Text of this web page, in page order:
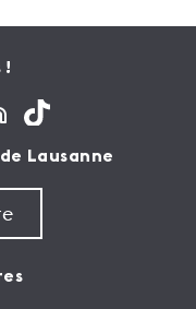
!
Lausanne